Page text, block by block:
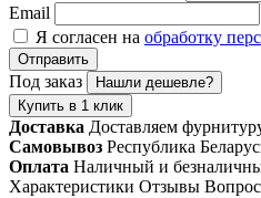
Email
Я согласен на обработку
Отправить
Под заказ
Нашли дешевле?
Купить в 1 клик
Доставка Доставляем
Самовывоз Республика
Оплата Наличный и
Характеристики Отзывы